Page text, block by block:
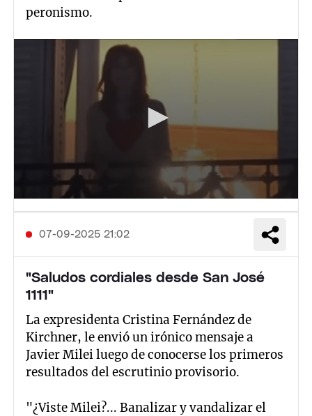
peronismo.
07-09-2025 21:02
"Saludos cordiales desde San José
1111"
La expresidenta Cristina Fernández de
Kirchner, le envió un irónico mensaje a
Javier Milei luego de conocerse los primeros
resultados del escrutinio provisorio.
"¿Viste Milei?... Banalizar y vandalizar el